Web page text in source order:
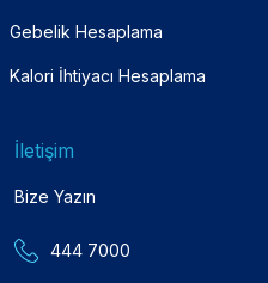
Gebelik Hesaplama
Kalori İhtiyacı Hesaplama
İletişim
Bize Yazın
444 7000